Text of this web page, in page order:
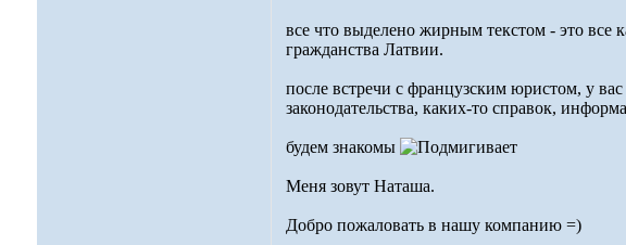
все что выделено жирным текстом - это все
гражданства Латвии.
после встречи с французским юристом, у
законодательства, каких-то справок,
будем знакомы
Меня зовут Наташа.
Добро пожаловать в нашу компанию =)